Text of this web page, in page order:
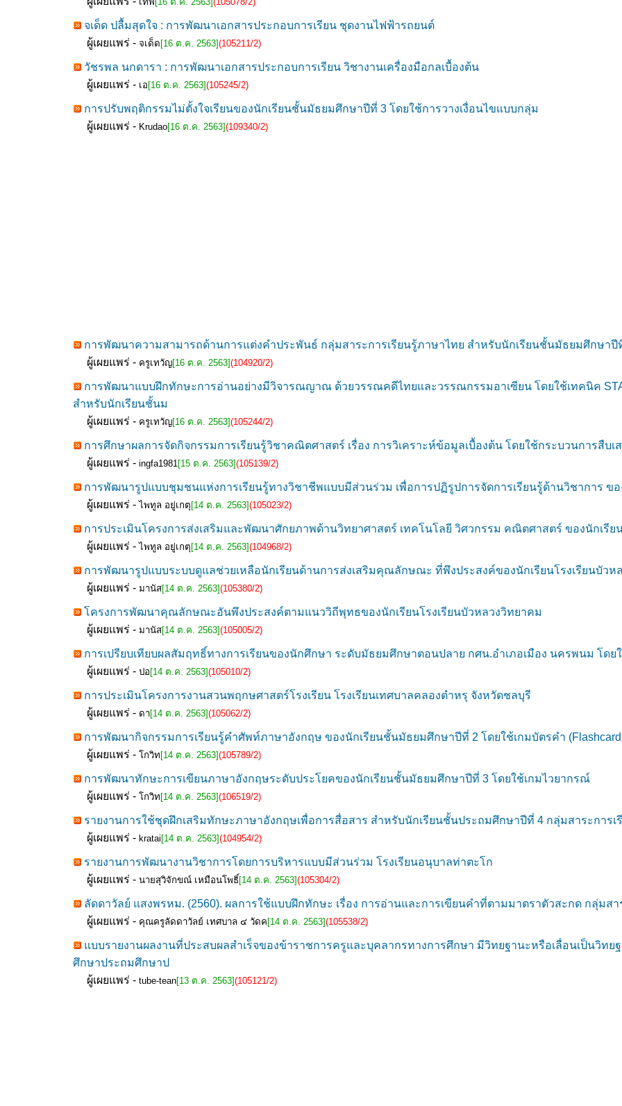
จเด็ด ปลื้มสุดใจ : การพัฒนาเอกสารประกอบการเรียน ชุดงานไฟฟ้ารถยนต์
ผู้เผยแพร่ - จเด็ด [16 ต.ค. 2563](105211/2)
วัชรพล นกดารา : การพัฒนาเอกสารประกอบการเรียน วิชางานเครื่องมือกลเบื้องต้น
ผู้เผยแพร่ - เอ [16 ต.ค. 2563](105245/2)
การปรับพฤติกรรมไม่ตั้งใจเรียนของนักเรียนชั้นมัธยมศึกษาปีที่ 3 โดยใช้การวางเงื่อนไขแบบกลุ่ม
ผู้เผยแพร่ - Krudao[16 ต.ค. 2563](109340/2)
การพัฒนาความสามารถด้านการแต่งคำประพันธ์ กลุ่มสาระการเรียนรู้ภาษาไทย สำหรับนักเรียนชั้นมัธยมศึกษาปี
ผู้เผยแพร่ - ครูเทวัญ[16 ต.ค. 2563](104920/2)
การพัฒนาแบบฝึกทักษะการอ่านอย่างมีวิจารณญาณ ด้วยวรรณคดีไทยและวรรณกรรมอาเซียน โดยใช้เทคนิค
สำหรับนักเรียนชั้นม
ผู้เผยแพร่ - ครูเทวัญ[16 ต.ค. 2563](105244/2)
การศึกษาผลการจัดกิจกรรมการเรียนรู้วิชาคณิตศาสตร์ เรื่อง การวิเคราะห์ข้อมูลเบื้องต้น โดยใช้กระบวนการสืบ
ผู้เผยแพร่ - ingfa1981[15 ต.ค. 2563](105139/2)
การพัฒนารูปแบบชุมชนแห่งการเรียนรู้ทางวิชาชีพแบบมีส่วนร่วม เพื่อการปฏิรูปการจัดการเรียนรู้ด้านวิชาการ ขอ
ผู้เผยแพร่ -ไพทูล อยู่เกตุ [14 ต.ค. 2563](105023/2)
การประเมินโครงการส่งเสริมและพัฒนาศักยภาพด้านวิทยาศาสตร์ เทคโนโลยี วิศวกรรม คณิตศาสตร์ ของนักเรีย
ผู้เผยแพร่ -ไพทูล อยู่เกตุ [14 ต.ค. 2563](104968/2)
การพัฒนารูปแบบระบบดูแลช่วยเหลือนักเรียนด้านการส่งเสริมคุณลักษณะ ที่พึงประสงค์ของนักเรียนโรงเรียนบัวห
ผู้เผยแพร่ - มานัส[14 ต.ค. 2563](105380/2)
โครงการพัฒนาคุณลักษณะอันพึงประสงค์ตามแนววิถีพุทธของนักเรียนโรงเรียนบัวหลวงวิทยาคม
ผู้เผยแพร่ - มานัส[14 ต.ค. 2563](105005/2)
การเปรียบเทียบผลสัมฤทธิ์ทางการเรียนของนักศึกษา ระดับมัธยมศึกษาตอนปลาย กศน.อำเภอเมือง นครพนม โด
ผู้เผยแพร่ - ปอ [14 ต.ค. 2563](105010/2)
การประเมินโครงการงานสวนพฤกษศาสตร์โรงเรียน โรงเรียนเทศบาลคลองตำหรุ จังหวัดชลบุรี
ผู้เผยแพร่ - ดา[14 ต.ค. 2563](105062/2)
การพัฒนากิจกรรมการเรียนรู้คำศัพท์ภาษาอังกฤษ ของนักเรียนชั้นมัธยมศึกษาปีที่ 2 โดยใช้เกมบัตรคำ (Flashcard
ผู้เผยแพร่ - โกวิท [14 ต.ค. 2563](105789/2)
การพัฒนาทักษะการเขียนภาษาอังกฤษระดับประโยคของนักเรียนชั้นมัธยมศึกษาปีที่ 3 โดยใช้เกมไวยากรณ์
ผู้เผยแพร่ - โกวิท [14 ต.ค. 2563](106519/2)
รายงานการใช้ชุดฝึกเสริมทักษะภาษาอังกฤษเพื่อการสื่อสาร สำหรับนักเรียนชั้นประถมศึกษาปีที่ 4 กลุ่มสาระการเ
ผู้เผยแพร่ - kratai [14 ต.ค. 2563](104954/2)
รายงานการพัฒนางานวิชาการโดยการบริหารแบบมีส่วนร่วม โรงเรียนอนุบาลท่าตะโก
ผู้เผยแพร่ - นายสุวิจักขณ์ เหมือนโพธิ์ [14 ต.ค. 2563](105304/2)
ลัดดาวัลย์ แสงพรหม. (2560). ผลการใช้แบบฝึกทักษะ เรื่อง การอ่านและการเขียนคำที่ตามมาตราตัวสะกด กลุ่มส
ผู้เผยแพร่ - คุณครูลัดดาวัลย์ เทศบาล ๔ วัดค [14 ต.ค. 2563](105538/2)
แบบรายงานผลงานที่ประสบผลสำเร็จของข้าราชการครูและบุคลากรทางการศึกษา มีวิทยฐานะหรือเลื่อนเป็นวิท
ศึกษาประถมศึกษาป
ผู้เผยแพร่ - tube-tean[13 ต.ค. 2563](105121/2)